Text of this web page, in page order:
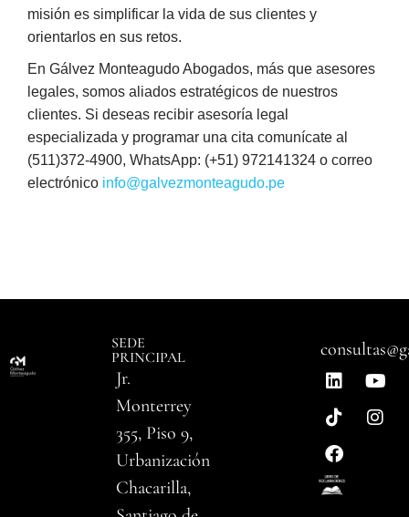
misión es simplificar la vida de sus clientes y
orientarlos en sus retos.
En Gálvez Monteagudo Abogados, más que asesores
legales, somos aliados estratégicos de nuestros
clientes. Si deseas recibir asesoría legal
especializada y programar una cita comunícate al
(511)372-4900, WhatsApp: (+51) 972141324 o correo
electrónico info@galvezmonteagudo.pe
SEDE
PRINCIPAL
Jr.
Monterrey
355, Piso 9,
Urbanización
Chacarilla,